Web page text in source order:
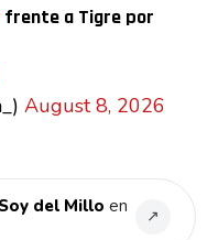
frente a Tigre por
August 8, 2026
del Millo en
↗